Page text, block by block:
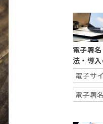
電子署
法・導
電子サ
電子署名